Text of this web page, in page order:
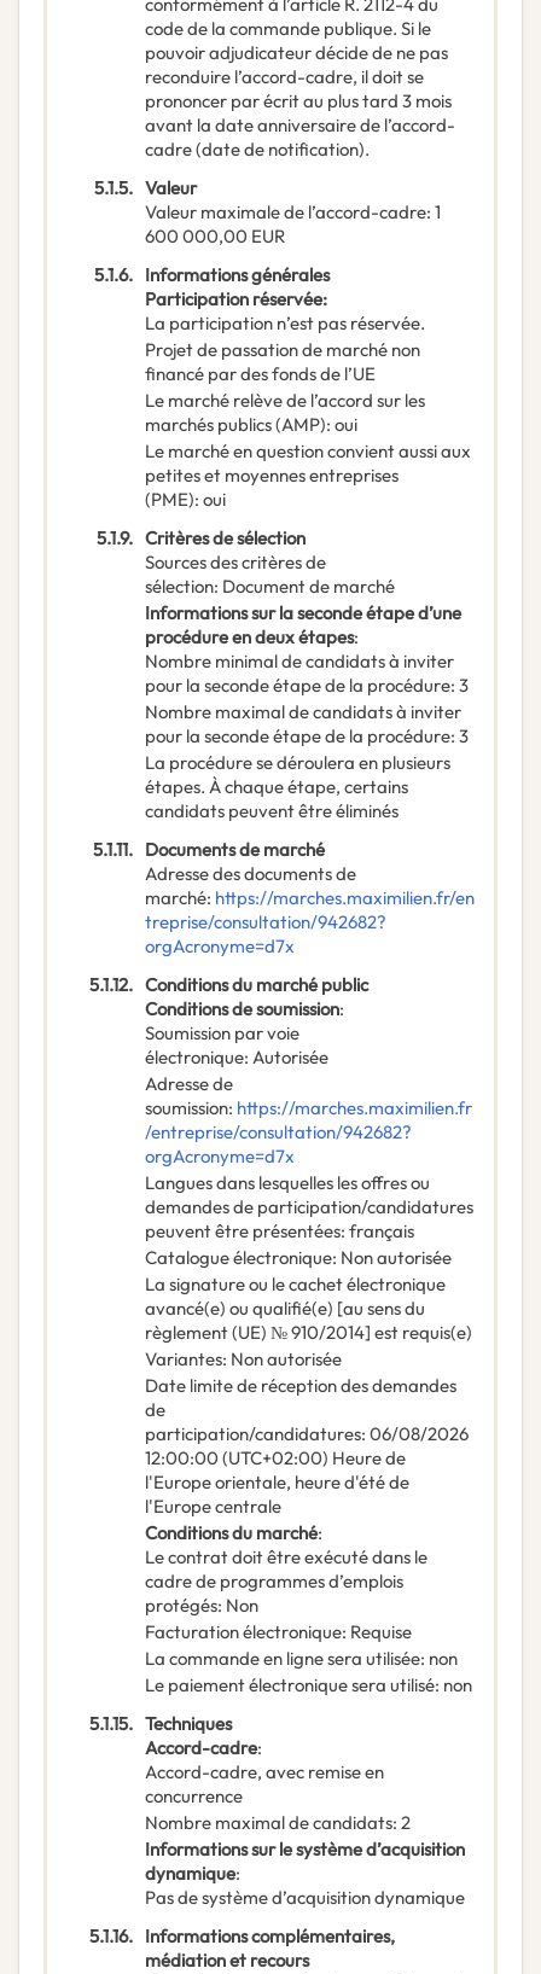
code de la commande publique. Si le
pouvoir adjudicateur décide de ne pas
reconduire l’accord-cadre, il doit se
prononcer par écrit au plus tard 3 mois
avant la date anniversaire de l’accord-
cadre (date de notification).
5.1.5. Valeur
Valeur maximale de l’accord-cadre: 1
600 000,00 EUR
5.1.6. Informations générales
Participation réservée:
La participation n’est pas réservée.
Projet de passation de marché non
financé par des fonds de l’UE
Le marché relève de l’accord sur les
marchés publics (AMP): oui
Le marché en question convient aussi aux
petites et moyennes entreprises
(PME): oui
5.1.9. Critères de sélection
Sources des critères de
sélection: Document de marché
Informations sur la seconde étape d’une
procédure en deux étapes:
Nombre minimal de candidats à inviter
pour la seconde étape de la procédure: 3
Nombre maximal de candidats à inviter
pour la seconde étape de la procédure: 3
La procédure se déroulera en plusieurs
étapes. À chaque étape, certains
candidats peuvent être éliminés
5.1.11. Documents de marché
Adresse des documents de
marché: https://marches.maximilien.fr/en
treprise/consultation/942682?
orgAcronyme=d7x
5.1.12. Conditions du marché public
Conditions de soumission:
Soumission par voie
électronique: Autorisée
Adresse de
soumission: https://marches.maximilien.fr
/entreprise/consultation/942682?
orgAcronyme=d7x
Langues dans lesquelles les offres ou
demandes de participation/candidatures
peuvent être présentées: français
Catalogue électronique: Non autorisée
La signature ou le cachet électronique
avancé(e) ou qualifié(e) [au sens du
règlement (UE) № 910/2014] est requis(e)
Variantes: Non autorisée
Date limite de réception des demandes
de
participation/candidatures: 06/08/2026
12:00:00 (UTC+02:00) Heure de
l'Europe orientale, heure d'été de
l'Europe centrale
Conditions du marché:
Le contrat doit être exécuté dans le
cadre de programmes d’emplois
protégés: Non
Facturation électronique: Requise
La commande en ligne sera utilisée: non
Le paiement électronique sera utilisé: non
5.1.15. Techniques
Accord-cadre:
Accord-cadre, avec remise en
concurrence
Nombre maximal de candidats: 2
Informations sur le système d’acquisition
dynamique:
Pas de système d’acquisition dynamique
5.1.16. Informations complémentaires,
médiation et recours